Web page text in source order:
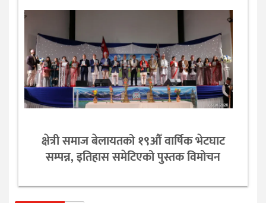
क्षेत्री समाज बेलायतको १९औँ वार्षिक भेटघाट
सम्पन्न, इतिहास समेटिएको पुस्तक विमोचन